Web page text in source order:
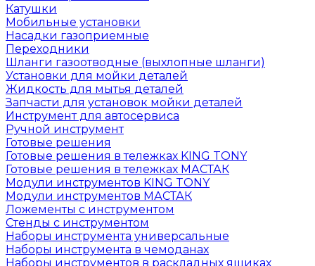
Катушки
Мобильные установки
Насадки газоприемные
Переходники
Шланги газоотводные (выхлопные шланги)
Установки для мойки деталей
Жидкость для мытья деталей
Запчасти для установок мойки деталей
Инструмент для автосервиса
Ручной инструмент
Готовые решения
Готовые решения в тележках KING TONY
Готовые решения в тележках МАСТАК
Модули инструментов KING TONY
Модули инструментов МАСТАК
Ложементы с инструментом
Стенды с инструментом
Наборы инструмента универсальные
Наборы инструмента в чемоданах
Наборы инструментов в раскладных ящиках